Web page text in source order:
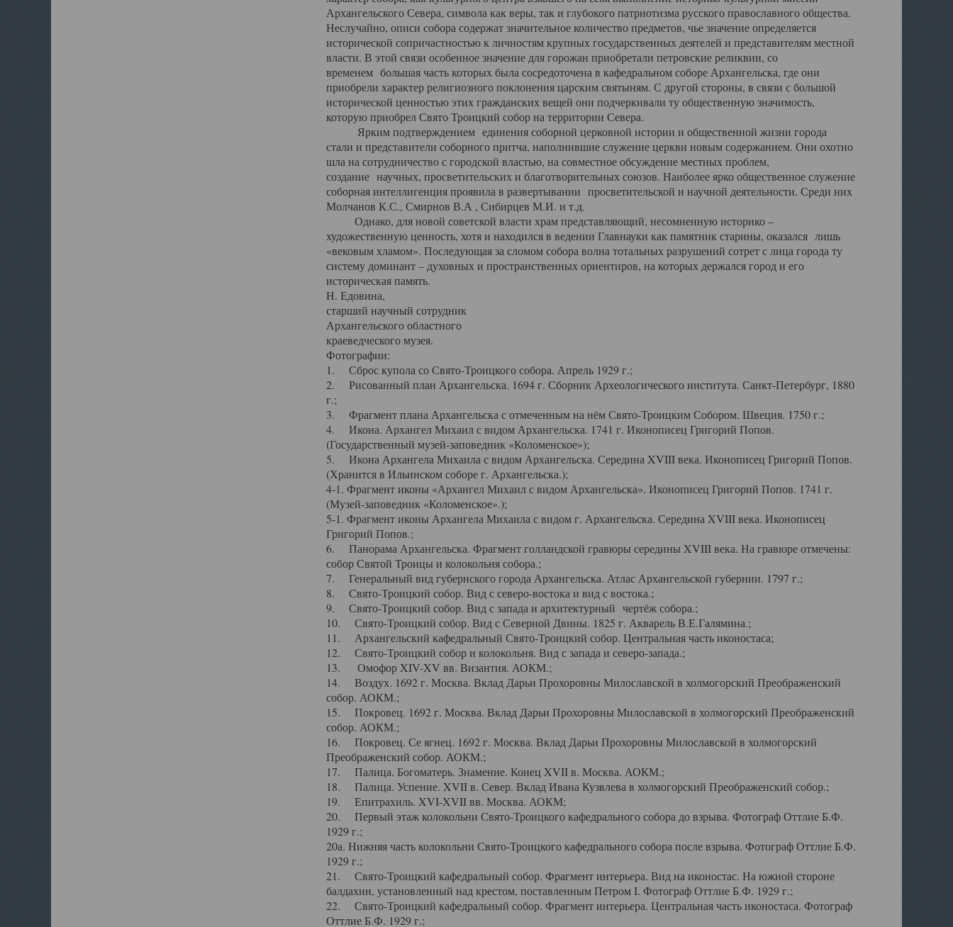
Архангельского Севера, символа как веры, так и глубокого патриотизма русского православного общества.
Неслучайно, описи собора содержат значительное количество предметов, чье значение определяется
исторической сопричастностью к личностям крупных государственных деятелей и представителям местной
власти. В этой связи особенное значение для горожан приобретали петровские реликвии, со
временем большая часть которых была сосредоточена в кафедральном соборе Архангельска, где они
приобрели характер религиозного поклонения царским святыням. С другой стороны, в связи с большой
исторической ценностью этих гражданских вещей они подчеркивали ту общественную значимость,
которую приобрел Свято Троицкий собор на территории Севера.
Ярким подтверждением единения соборной церковной истории и общественной жизни города
стали и представители соборного притча, наполнившие служение церкви новым содержанием. Они охотно
шла на сотрудничество с городской властью, на совместное обсуждение местных проблем,
создание научных, просветительских и благотворительных союзов. Наиболее ярко общественное служение
соборная интеллигенция проявила в развертывании просветительской и научной деятельности. Среди них
Молчанов К.С., Смирнов В.А , Сибирцев М.И. и т.д.
Однако, для новой советской власти храм представляющий, несомненную историко –
художественную ценность, хотя и находился в ведении Главнауки как памятник старины, оказался лишь
«вековым хламом». Последующая за сломом собора волна тотальных разрушений сотрет с лица города ту
систему доминант – духовных и пространственных ориентиров, на которых держался город и его
историческая память.
Н. Едовина,
старший научный сотрудник
Архангельского областного
краеведческого музея.
Фотографии:
1. Сброс купола со Свято-Троицкого собора. Апрель 1929 г.;
2. Рисованный план Архангельска. 1694 г. Сборник Археологического института. Санкт-Петербург, 1880
г.;
3. Фрагмент плана Архангельска с отмеченным на нём Свято-Троицким Собором. Швеция. 1750 г.;
4. Икона. Архангел Михаил с видом Архангельска. 1741 г. Иконописец Григорий Попов.
(Государственный музей-заповедник «Коломенское»);
5. Икона Архангела Михаила с видом Архангельска. Середина XVIII века. Иконописец Григорий Попов.
(Хранится в Ильинском соборе г. Архангельска.);
4-1. Фрагмент иконы «Архангел Михаил с видом Архангельска». Иконописец Григорий Попов. 1741 г.
(Музей-заповедник «Коломенское».);
5-1. Фрагмент иконы Архангела Михаила с видом г. Архангельска. Середина XVIII века. Иконописец
Григорий Попов.;
6. Панорама Архангельска. Фрагмент голландской гравюры середины XVIII века. На гравюре отмечены:
собор Святой Троицы и колокольня собора.;
7. Генеральный вид губернского города Архангельска. Атлас Архангельской губернии. 1797 г.;
8. Свято-Троицкий собор. Вид с северо-востока и вид с востока.;
9. Свято-Троицкий собор. Вид с запада и архитектурный чертёж собора.;
10. Свято-Троицкий собор. Вид с Северной Двины. 1825 г. Акварель В.Е.Галямина.;
11. Архангельский кафедральный Свято-Троицкий собор. Центральная часть иконостаса;
12. Свято-Троицкий собор и колокольня. Вид с запада и северо-запада.;
13. Омофор XIV-XV вв. Византия. АОКМ.;
14. Воздух. 1692 г. Москва. Вклад Дарьи Прохоровны Милославской в холмогорский Преображенский
собор. АОКМ.;
15. Покровец. 1692 г. Москва. Вклад Дарьи Прохоровны Милославской в холмогорский Преображенский
собор. АОКМ.;
16. Покровец. Се ягнец. 1692 г. Москва. Вклад Дарьи Прохоровны Милославской в холмогорский
Преображенский собор. АОКМ.;
17. Палица. Богоматерь. Знамение. Конец XVII в. Москва. АОКМ.;
18. Палица. Успение. XVII в. Север. Вклад Ивана Кузвлева в холмогорский Преображенский собор.;
19. Епитрахиль. XVI-XVII вв. Москва. АОКМ;
20. Первый этаж колокольни Свято-Троицкого кафедрального собора до взрыва. Фотограф Оттлие Б.Ф.
1929 г.;
20а. Нижняя часть колокольни Свято-Троицкого кафедрального собора после взрыва. Фотограф Оттлие Б.Ф.
1929 г.;
21. Свято-Троицкий кафедральный собор. Фрагмент интерьера. Вид на иконостас. На южной стороне
балдахин, установленный над крестом, поставленным Петром I. Фотограф Оттлие Б.Ф. 1929 г.;
22. Свято-Троицкий кафедральный собор. Фрагмент интерьера. Центральная часть иконостаса. Фотограф
Оттлие Б.Ф. 1929 г.;